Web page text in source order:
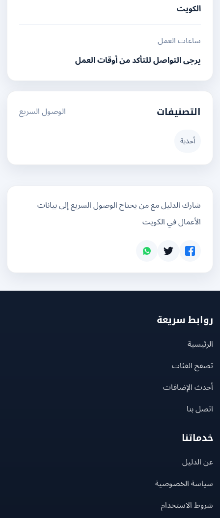
الكويت
ساعات العمل
يرجى التواصل للتأكد من أوقات العمل
التصنيفات الوصول السريع
شارك الدليل مع من يحتاج الوصول السريع إلى بيانات
الأعمال في الكويت
سريعة
الفئات
الإضافات
بنا
الخصوصية
الاستخدام